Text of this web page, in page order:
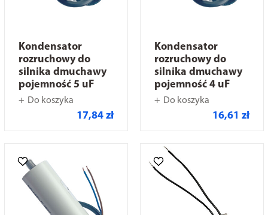
Kondensator
rozruchowy do
silnika dmuchawy
pojemność 5 uF
Do koszyka
17,84 zł
Kondensator
rozruchowy do
silnika dmuchawy
pojemność 4 uF
Do koszyka
16,61 zł